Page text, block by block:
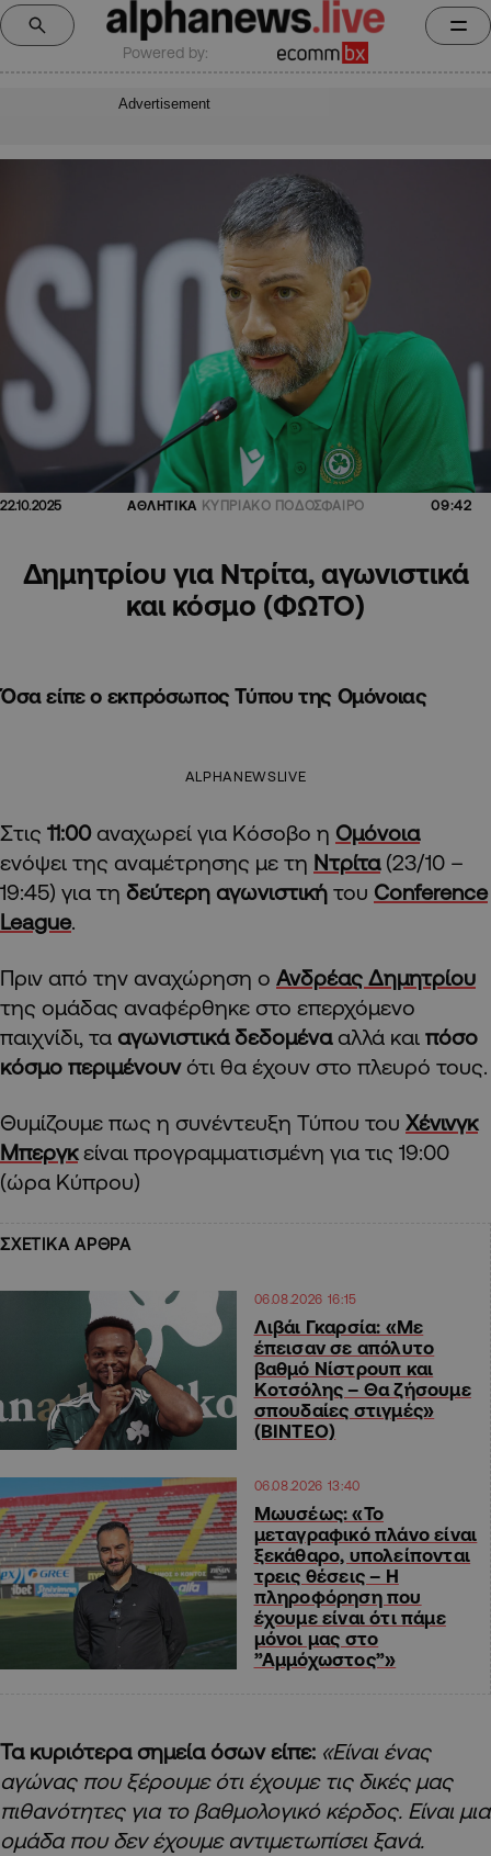
Powered by:
Advertisement
22.10.2025 ΑΘΛΗΤΙΚΑ ΚΥΠΡΙΑΚΟ ΠΟΔΟΣΦΑΙΡΟ 09:42
Δημητρίου για Ντρίτα, αγωνιστικά
και κόσμο (ΦΩΤΟ)
Όσα είπε ο εκπρόσωπος Τύπου της Ομόνοιας
ALPHANEWSLIVE
Στις 11:00αναχωρεί για Κόσοβο η Ομόνοια
ενόψει της αναμέτρησης με τη Ντρίτα(23/10 –
19:45) για τη δεύτερη αγωνιστική του Conference
League.
Πριν από την αναχώρηση ο Ανδρέας Δημητρίου
της ομάδας αναφέρθηκε στο επερχόμενο
παιχνίδι, τα αγωνιστικά δεδομένααλλά και πόσο
κόσμο περιμένουν ότι θα έχουν στο πλευρό τους.
Θυμίζουμε πως η συνέντευξη Τύπου του Χένινγκ
Μπεργκείναι προγραμματισμένη για τις 19:00
(ώρα Κύπρου)
ΣΧΕΤΙΚΑ ΑΡΘΡΑ
06.08.2026 16:15
Λιβάι Γκαρσία: «Με
έπεισαν σε απόλυτο
βαθμό Νίστρουπ και
Κοτσόλης – Θα ζήσουμε
σπουδαίες στιγμές»
(ΒΙΝΤΕΟ)
06.08.2026 13:40
Μωυσέως: «Το
μεταγραφικό πλάνο είναι
ξεκάθαρο, υπολείπονται
τρεις θέσεις – Η
πληροφόρηση που
έχουμε είναι ότι πάμε
μόνοι μας στο
”Αμμόχωστος”»
Τα κυριότερα σημεία όσων είπε: «Είναι ένας
αγώνας που ξέρουμε ότι έχουμε τις δικές μας
πιθανότητες για το βαθμολογικό κέρδος. Είναι μια
ομάδα που δεν έχουμε αντιμετωπίσει ξανά.